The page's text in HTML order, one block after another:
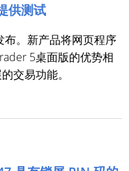
供测试
布。新产品将网页程序
5桌面版的优势相
交易功能。